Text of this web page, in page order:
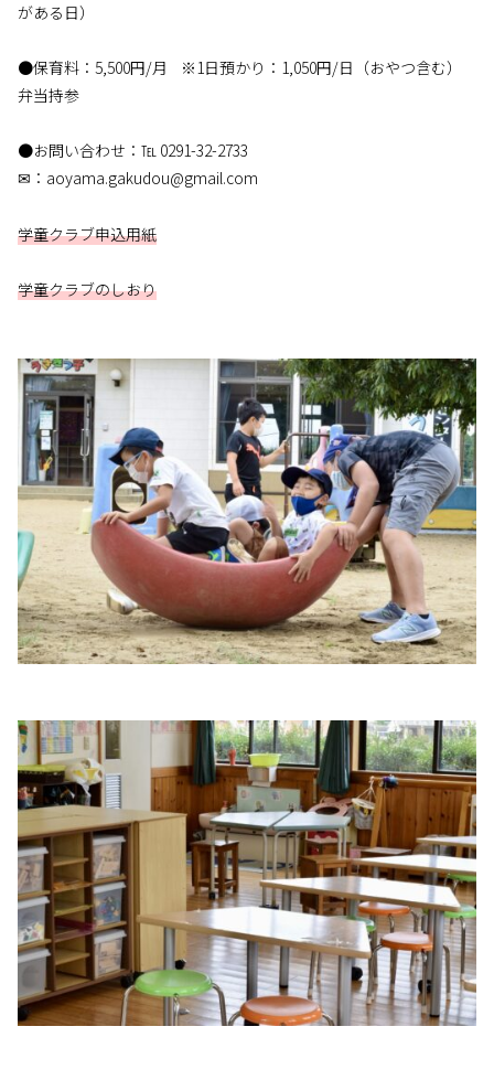
がある日）
●保育料：5,500円/月 ※1日預かり：1,050円/日（おやつ含む）
弁当持参
●お問い合わせ：℡ 0291-32-2733
✉︎：aoyama.gakudou@gmail.com
学童クラブ申込用紙
学童クラブのしおり